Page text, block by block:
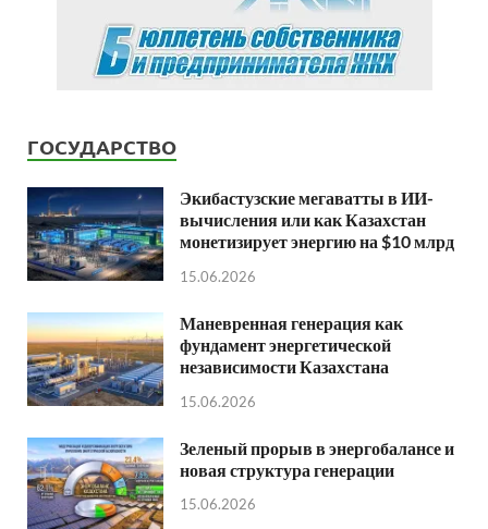
ГОСУДАРСТВО
Экибастузские мегаватты в ИИ-
вычисления или как Казахстан
монетизирует энергию на $10 млрд
15.06.2026
Маневренная генерация как
фундамент энергетической
независимости Казахстана
15.06.2026
Зеленый прорыв в энергобалансе и
новая структура генерации
15.06.2026